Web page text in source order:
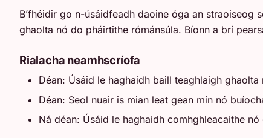
B’fhéidir go n-úsáidfeadh daoine óga an straoiseog
ghaolta nó do pháirtithe rómánsúla. Bíonn a brí
Rialacha neamhscríofa
Déan: Úsáid le haghaidh baill teaghlaigh
Déan: Seol nuair is mian leat gean mín nó
Ná déan: Úsáid le haghaidh comhghleacaithe